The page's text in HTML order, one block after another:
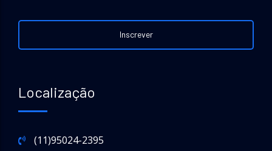
Localização
(11)95024-2395